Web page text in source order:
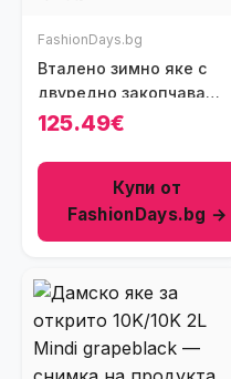
FashionDays.bg
Вталено зимно яке с
двуредно закопчаване
- Черен
125.49€
Купи от
FashionDays.bg →